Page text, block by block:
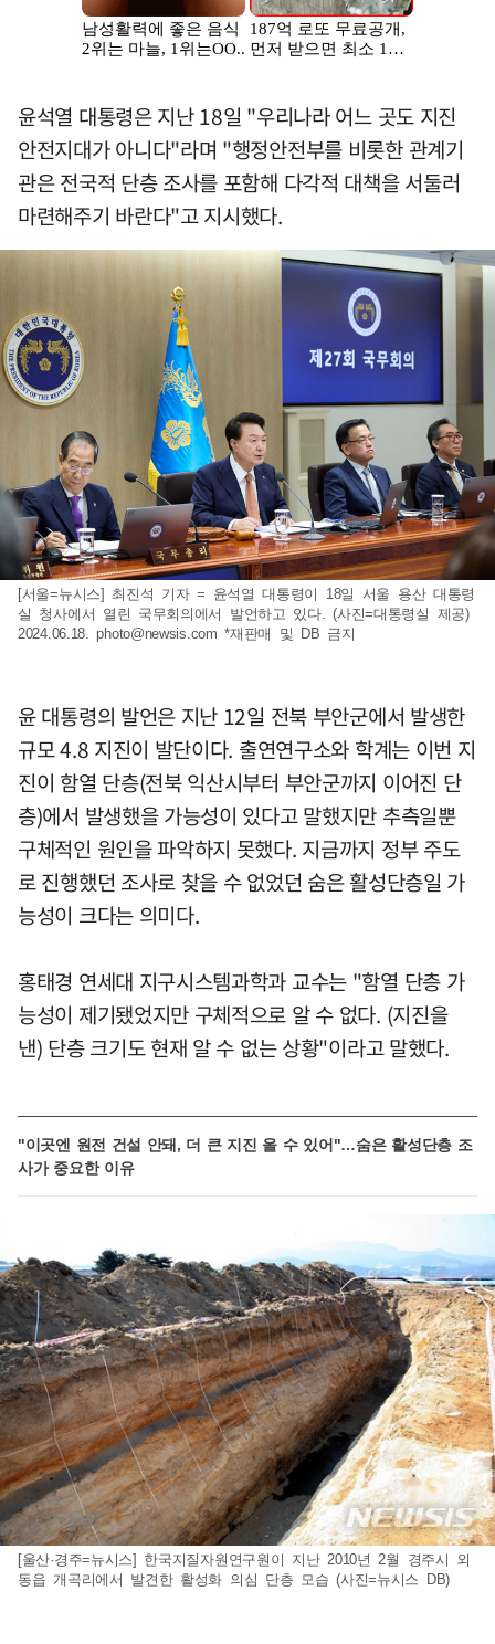
윤석열 대통령은 지난 18일 "우리나라 어느 곳도 지진
안전지대가 아니다"라며 "행정안전부를 비롯한 관계기
관은 전국적 단층 조사를 포함해 다각적 대책을 서둘러
마련해주기 바란다"고 지시했다.
[서울=뉴시스] 최진석 기자 = 윤석열 대통령이 18일 서울 용산 대통령
실 청사에서 열린 국무회의에서 발언하고 있다. (사진=대통령실 제공)
2024.06.18.photo@newsis.com *재판매 및 DB 금지
윤 대통령의 발언은 지난 12일 전북 부안군에서 발생한
규모 4.8 지진이 발단이다. 출연연구소와 학계는 이번 지
진이 함열 단층(전북 익산시부터 부안군까지 이어진 단
층)에서 발생했을 가능성이 있다고 말했지만 추측일뿐
구체적인 원인을 파악하지 못했다. 지금까지 정부 주도
로 진행했던 조사로 찾을 수 없었던 숨은 활성단층일 가
능성이 크다는 의미다.
홍태경 연세대 지구시스템과학과 교수는 "함열 단층 가
능성이 제기됐었지만 구체적으로 알 수 없다. (지진을
낸) 단층 크기도 현재 알 수 없는 상황"이라고 말했다.
"이곳엔 원전 건설 안돼, 더 큰 지진 올 수 있어"…숨은 활성단층 조
사가 중요한 이유
[울산·경주=뉴시스] 한국지질자원연구원이 지난 2010년 2월 경주시 외
동읍 개곡리에서 발견한 활성화 의심 단층 모습 (사진=뉴시스 DB)